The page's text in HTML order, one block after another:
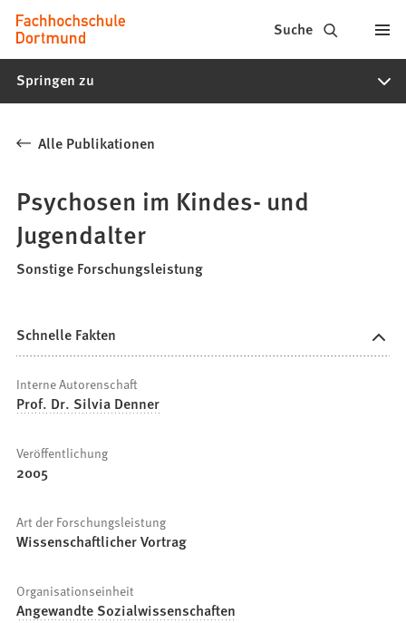
Inhalt anspringen
Fachhochschule
Dortmund
-
Studiengänge,
Bewerbung
Suche
Springen zu
Alle Publikationen
Psychosen im Kindes- und
Jugendalter
Sonstige Forschungsleistung
Schnelle Fakten
Interne Autorenschaft
Prof. Dr. Silvia Denner
Veröffentlichung
2005
Art der Forschungsleistung
Wissenschaftlicher Vortrag
Organisationseinheit
Angewandte Sozialwissenschaften